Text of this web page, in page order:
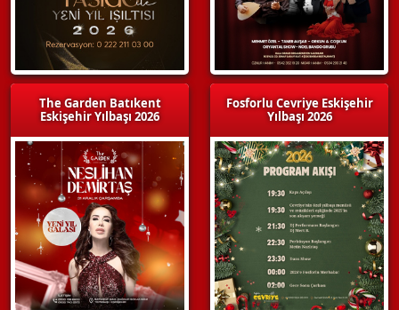
The Garden Batıkent
Eskişehir Yılbaşı 2026
Fosforlu Cevriye Eskişehir
Yılbaşı 2026